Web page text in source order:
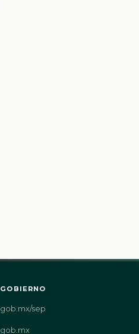
GOBIERNO
gob.mx/sep
gob.mx